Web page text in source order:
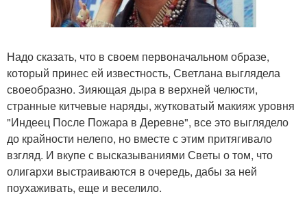
Надо сказать, что в своем первоначальном образе,
который принес ей известность, Светлана выглядела
своеобразно. Зияющая дыра в верхней челюсти,
странные китчевые наряды, жутковатый макияж уровня
"Индеец После Пожара в Деревне", все это выглядело
до крайности нелепо, но вместе с этим притягивало
взгляд. И вкупе с высказываниями Светы о том, что
олигархи выстраиваются в очередь, дабы за ней
поухаживать, еще и веселило.